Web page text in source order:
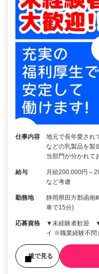
仕事内容
地元で長年愛され
などの乳製品を製
当部門が分かれて
給与
月給200,000円～
など考慮
勤務地
静岡県田方郡函南
車で15分)
応募資格
▼未経験者歓迎
イ ※職業経験不問）
後で見る